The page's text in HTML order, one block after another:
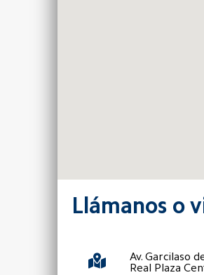
Llámanos o
Av. Garcilaso
Real Plaza